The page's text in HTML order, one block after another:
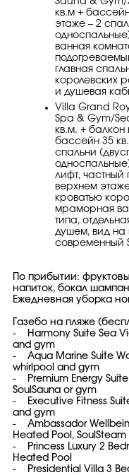
кв.м +
этаже – 2
ванная
главная
королевских
и душевая
Villa Grand
Spa & Gym/
кв.м. + балкон
бассейн 35
спальни
лифт,
верхнем
кроватью
мраморная
типа,
душем, вид на
современный
По прибытии:
напиток, бокал
Ежедневная уборка
Газебо на пляже
- Harmony Suite Sea
and gym
- Aqua Marine Suite
whirlpool and gym
- Premium Energy
SoulSauna or gym
- Executive Fitness
and gym
- Ambassador
Heated Pool,
- Princess Luxury 2
Heated Pool
- Presidential Villa 3